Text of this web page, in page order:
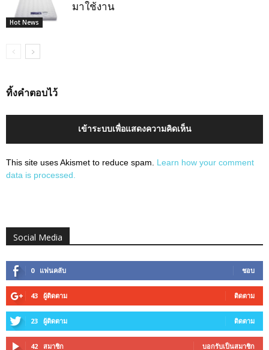
Hot News
มาใช้งาน
ทิ้งคำตอบไว้
เข้าระบบเพื่อแสดงความคิดเห็น
This site uses Akismet to reduce spam. Learn how your comment
data is processed.
Social Media
0 แฟนคลับ ชอบ
43 ผู้ติดตาม ติดตาม
23 ผู้ติดตาม ติดตาม
42 สมาชิก บอกรับเป็นสมาชิก